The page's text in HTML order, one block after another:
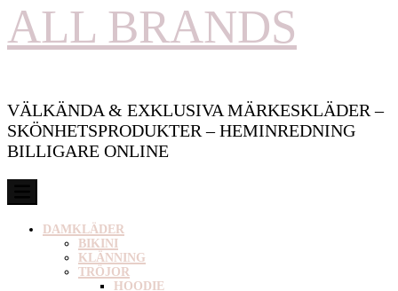
ALL BRANDS
VÄLKÄNDA & EXKLUSIVA MÄRKESKLÄDER –
SKÖNHETSPRODUKTER – HEMINREDNING
BILLIGARE ONLINE
DAMKLÄDER
BIKINI
KLÄNNING
TRÖJOR
HOODIE